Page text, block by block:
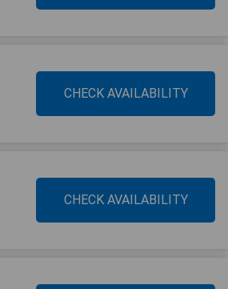
CHECK AVAILABILITY
CHECK AVAILABILITY